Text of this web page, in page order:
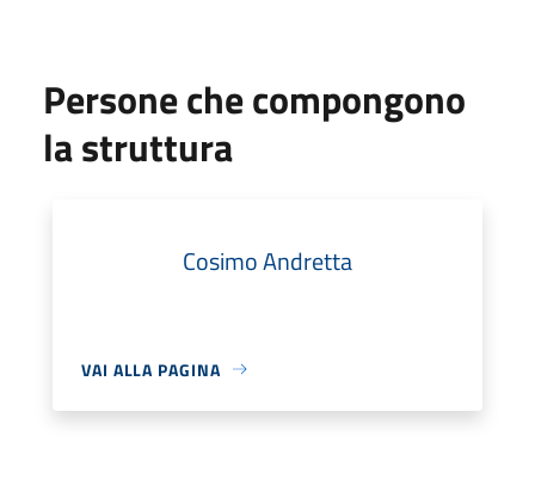
Persone che compongono
la struttura
Cosimo Andretta
VAI ALLA PAGINA